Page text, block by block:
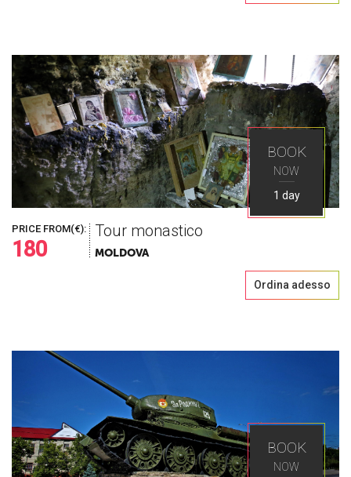
BOOK
NOW
1 day
PRICE FROM(€):
180
Tour monastico
MOLDOVA
Ordina adesso
BOOK
NOW